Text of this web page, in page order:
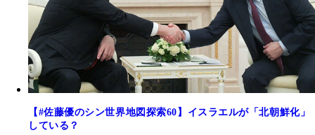
【#佐藤優のシン世界地図探索60】イスラエルが「北朝鮮化」
している？